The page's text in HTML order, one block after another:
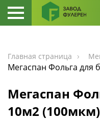
Главная страница
Мегаспан Фольга для
Мегаспан
10м2 (100мкм)